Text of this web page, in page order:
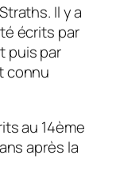
Il y a
écrits par
puis par
connu
au 14ème
après la